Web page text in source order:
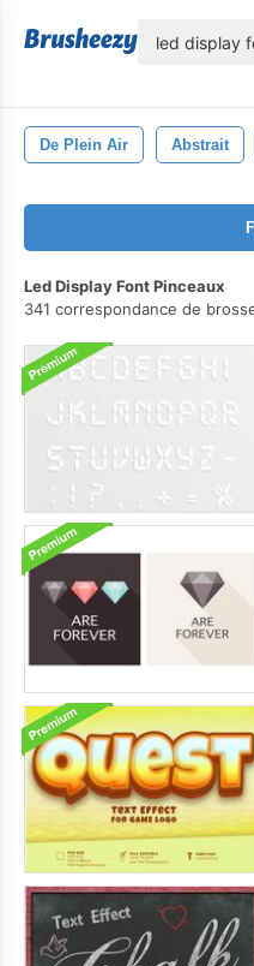
De Plein Air Abstrait
Led Display Font Pinceaux
341 correspondance de